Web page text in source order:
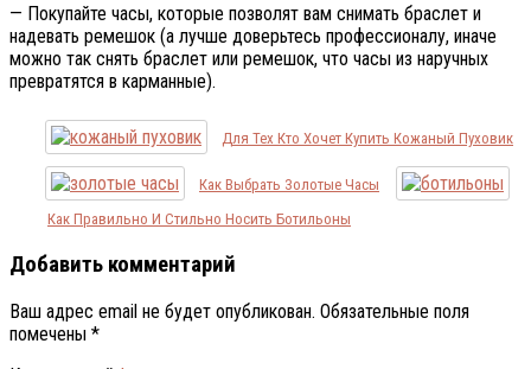
— Покупайте часы, которые позволят вам снимать браслет и
надевать ремешок (а лучше доверьтесь профессионалу, иначе
можно так снять браслет или ремешок, что часы из наручных
превратятся в карманные).
Для Тех Кто Хочет Купить Кожаный Пуховик
Как Выбрать Золотые Часы
Как Правильно И Стильно Носить Ботильоны
Добавить комментарий
Ваш адрес email не будет опубликован. Обязательные поля
помечены *